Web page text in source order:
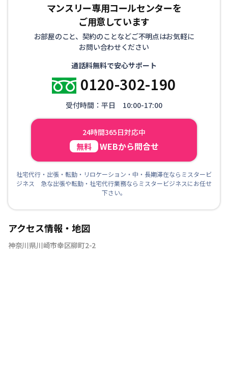
マンスリー専用コールセンターを
ご用意しています
お部屋のこと、契約のことなどご不明点はお気軽に
お問い合わせください
通話料無料で安心サポート
0120-302-190
受付時間：平日 10:00-17:00
24時間365日対応中
無料 WEBから問合せ
社宅代行・出張・転勤・リロケーション・中・長期滞在ならミスタービ
ジネス 急な出張や転勤・社宅代行業務ならミスタービジネスにお任せ
下さい。
アクセス情報・地図
神奈川県川崎市幸区柳町2-2